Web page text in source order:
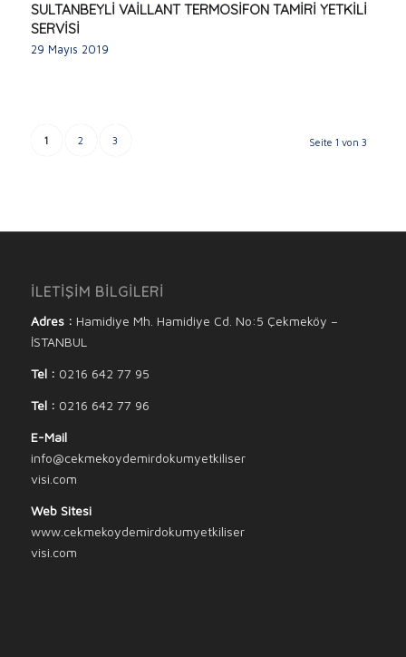
SULTANBEYLİ VAİLLANT TERMOSİFON TAMİRİ YETKİLİ
SERVİSİ
29 Mayıs 2019
Seite 1 von 3
1 2 3
İLETİŞİM BİLGİLERİ
Adres : Hamidiye Mh. Hamidiye Cd. No:5 Çekmeköy –
İSTANBUL
Tel : 0216 642 77 95
Tel : 0216 642 77 96
E-Mail
info@cekmekoydemirdokumyetkiliser
visi.com
Web Sitesi
www.cekmekoydemirdokumyetkiliser
visi.com